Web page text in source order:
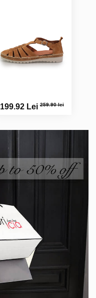
199.92 Lei259.90 lei